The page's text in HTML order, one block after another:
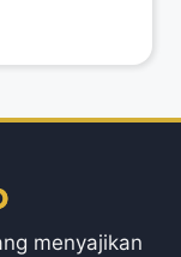
menyajikan